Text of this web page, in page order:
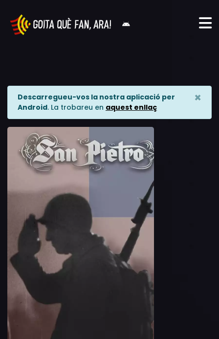
Descarregueu-vos la nostra aplicació per
Android. La trobareu en aquest enllaç
×